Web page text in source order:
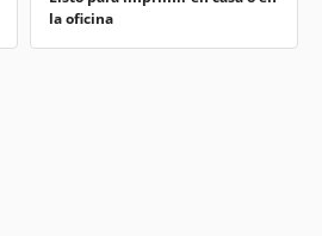
la oficina